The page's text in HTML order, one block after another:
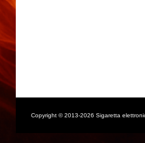
Copyright © 2013-2026 Sigaretta